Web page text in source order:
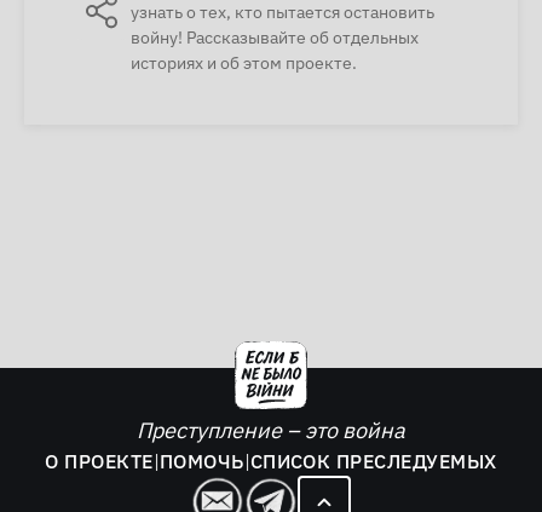
узнать о тех, кто пытается остановить
войну! Рассказывайте об отдельных
историях и об этом проекте.
Преступление – это война
О ПРОЕКТЕ|ПОМОЧЬ|СПИСОК ПРЕСЛЕДУЕМЫХ